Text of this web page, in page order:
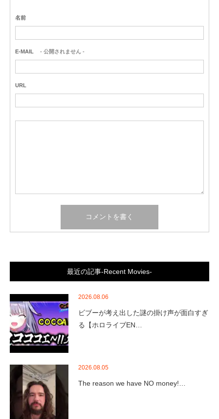
名前
E-MAIL - 公開されません -
URL
最近の記事-Recent Movies-
2026.08.06
ビブーが考え出した謎の掛け声が面白すぎ
る【ホロライブEN…
2026.08.05
The reason we have NO money!…